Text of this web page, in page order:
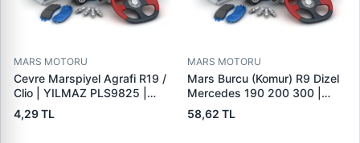
MARS MOTORU
Cevre Marspiyel Agrafi R19 /
Clio | YILMAZ PLS9825 |
OEM 7703077256
4,29 TL
MARS MOTORU
Mars Burcu (Komur) R9 Dizel
Mercedes 190 200 300 |
GOVA B047
58,62 TL